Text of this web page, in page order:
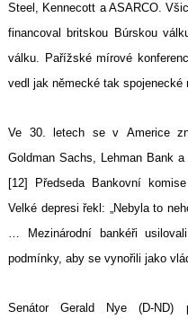
Steel, Kennecott a ASARCO.
financoval britskou Búrskou
válku. Pařížské mírové
vedl jak německé tak spojenecké
Ve 30. letech se v Americe
Goldman Sachs, Lehman Bank
[12] Předseda Bankovní
Velké depresi řekl: „Nebyla to
… Mezinárodní bankéři
podmínky, aby se vynořili jako
Senátor Gerald Nye (D-ND)